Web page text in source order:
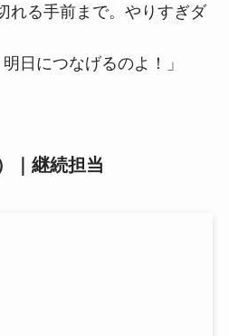
れる手前まで。やりすぎダ
日につなげるのよ！」
｜継続担当